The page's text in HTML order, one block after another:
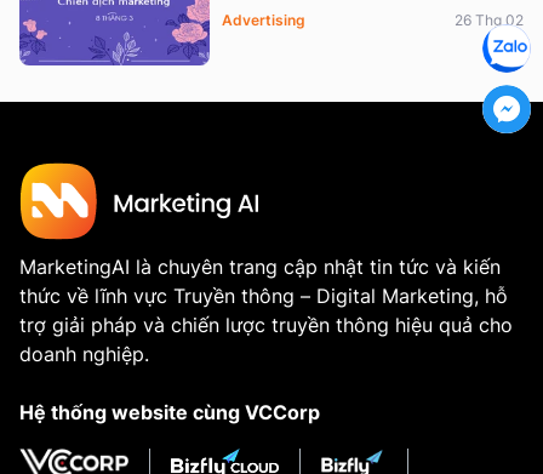
Advertising 26 Thg 02
MarketingAI là chuyên trang cập nhật tin tức và kiến
thức về lĩnh vực Truyền thông – Digital Marketing, hỗ
trợ giải pháp và chiến lược truyền thông hiệu quả cho
doanh nghiệp.
Hệ thống website cùng VCCorp